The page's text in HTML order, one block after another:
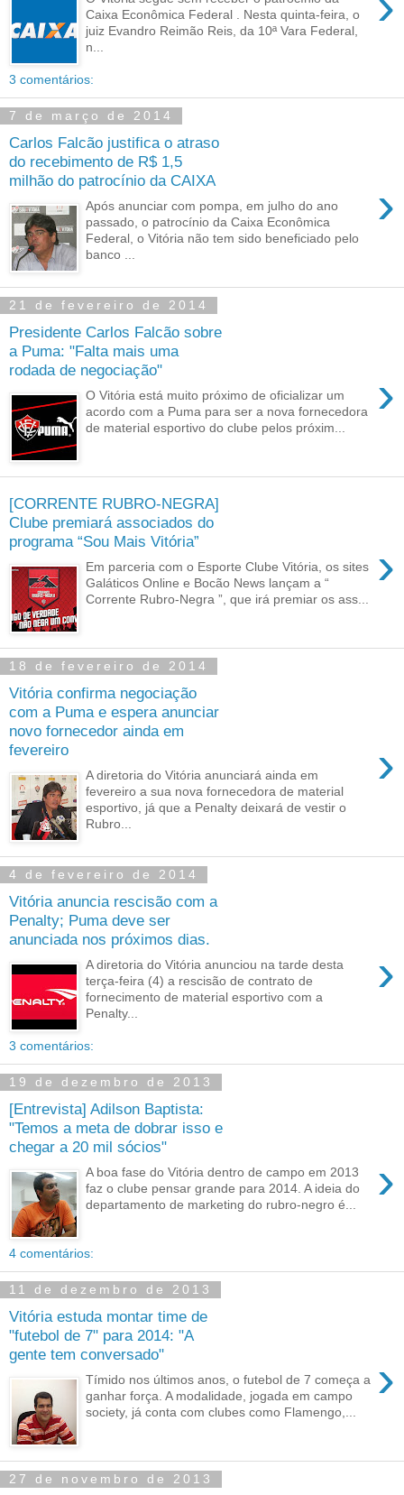
Caixa Econômica Federal . Nesta quinta-feira, o
juiz Evandro Reimão Reis, da 10ª Vara Federal,
n...
3 comentários:
7 de março de 2014
Carlos Falcão justifica o atraso
do recebimento de R$ 1,5
milhão do patrocínio da CAIXA
›
Após anunciar com pompa, em julho do ano
passado, o patrocínio da Caixa Econômica
Federal, o Vitória não tem sido beneficiado pelo
banco ...
21 de fevereiro de 2014
Presidente Carlos Falcão sobre
a Puma: "Falta mais uma
rodada de negociação"
›
O Vitória está muito próximo de oficializar um
acordo com a Puma para ser a nova fornecedora
de material esportivo do clube pelos próxim...
[CORRENTE RUBRO-NEGRA]
Clube premiará associados do
programa “Sou Mais Vitória”
›
Em parceria com o Esporte Clube Vitória, os sites
Galáticos Online e Bocão News lançam a “
Corrente Rubro-Negra ”, que irá premiar os ass...
18 de fevereiro de 2014
Vitória confirma negociação
com a Puma e espera anunciar
novo fornecedor ainda em
fevereiro
›
A diretoria do Vitória anunciará ainda em
fevereiro a sua nova fornecedora de material
esportivo, já que a Penalty deixará de vestir o
Rubro...
4 de fevereiro de 2014
Vitória anuncia rescisão com a
Penalty; Puma deve ser
anunciada nos próximos dias.
›
A diretoria do Vitória anunciou na tarde desta
terça-feira (4) a rescisão de contrato de
fornecimento de material esportivo com a
Penalty...
3 comentários:
19 de dezembro de 2013
[Entrevista] Adilson Baptista:
"Temos a meta de dobrar isso e
chegar a 20 mil sócios"
›
A boa fase do Vitória dentro de campo em 2013
faz o clube pensar grande para 2014. A ideia do
departamento de marketing do rubro-negro é...
4 comentários:
11 de dezembro de 2013
Vitória estuda montar time de
"futebol de 7" para 2014: "A
gente tem conversado"
›
Tímido nos últimos anos, o futebol de 7 começa a
ganhar força. A modalidade, jogada em campo
society, já conta com clubes como Flamengo,...
27 de novembro de 2013